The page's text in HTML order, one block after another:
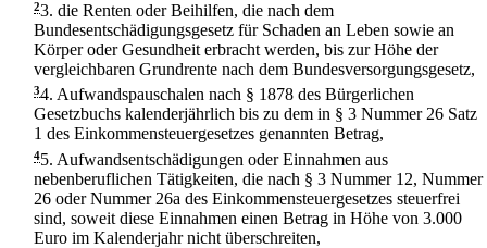
23. die Renten oder Beihilfen, die nach dem
Bundesentschädigungsgesetz für Schaden an Leben sowie an
Körper oder Gesundheit erbracht werden, bis zur Höhe der
vergleichbaren Grundrente nach dem Bundesversorgungsgesetz,
34. Aufwandspauschalen nach § 1878 des Bürgerlichen
Gesetzbuchs kalenderjährlich bis zu dem in § 3 Nummer 26 Satz
1 des Einkommensteuergesetzes genannten Betrag,
45. Aufwandsentschädigungen oder Einnahmen aus
nebenberuflichen Tätigkeiten, die nach § 3 Nummer 12, Nummer
26 oder Nummer 26a des Einkommensteuergesetzes steuerfrei
sind, soweit diese Einnahmen einen Betrag in Höhe von 3.000
Euro im Kalenderjahr nicht überschreiten,